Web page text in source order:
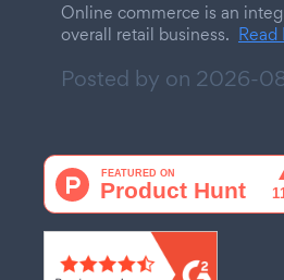
Online commerce is an
overall retail business. Read
Posted by on 2026-